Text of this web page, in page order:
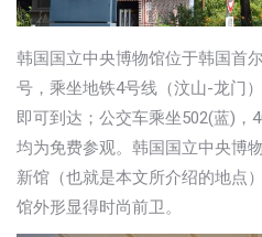
韩国国立中央博物馆位于韩国首
号，乘坐地铁4号线（汶山-龙门
即可到达；公交车乘坐502(蓝)，
均为免费参观。韩国国立中央博
新馆（也就是本文所介绍的地点
馆外形显得时尚前卫。